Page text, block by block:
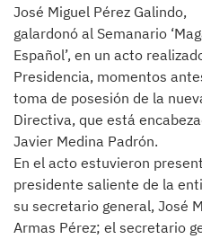
José Miguel Pérez Galindo,
galardonó al Semanario
Español’, en un acto
Presidencia, momentos
toma de posesión de la
Directiva, que está
Javier Medina Padrón.
En el acto estuvieron
presidente saliente de la
su secretario general, José
Armas Pérez; el secretario